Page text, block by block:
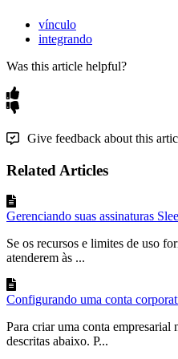
vínculo
integrando
Was this article helpful?
Give feedback about this
Related Articles
Gerenciando suas assinaturas
Se os recursos e limites de uso
atenderem às ...
Configurando uma conta
Para criar uma conta empresarial
descritas abaixo. P...